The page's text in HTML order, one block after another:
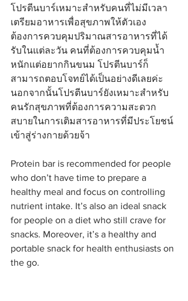
โปรตีนบาร์เหมาะสำหรับคนที่ไม่มีเวลา
เตรียมอาหารเพื่อสุขภาพให้ตัวเอง
ต้องการควบคุมปริมาณสารอาหารที่ได้
รับในแต่ละวัน คนที่ต้องการควบคุมน้ำ
หนักแต่อยากกินขนม โปรตีนบาร์ก็
สามารถตอบโจทย์ได้เป็นอย่างดีเลยค่ะ
นอกจากนั้นโปรตีนบาร์ยังเหมาะสำหรับ
คนรักสุขภาพที่ต้องการความสะดวก
สบายในการเติมสารอาหารที่มีประโยชน์
เข้าสู่ร่างกายด้วยจ้า
Protein bar is recommended for people
who don’t have time to prepare a
healthy meal and focus on controlling
nutrient intake. It’s also an ideal snack
for people on a diet who still crave for
snacks. Moreover, it’s a healthy and
portable snack for health enthusiasts on
the go.